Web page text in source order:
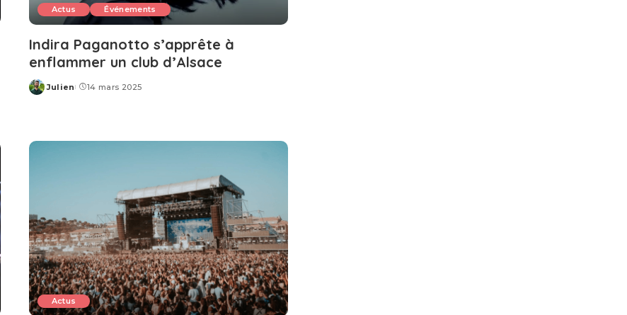
Actus Événements
Indira Paganotto s’apprête à
enflammer un club d’Alsace
Posted
Julien 14 mars 2025
Actus